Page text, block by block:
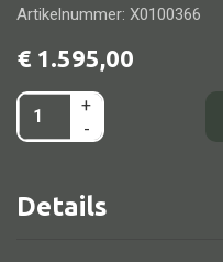
Alle banken
Bank gestoffeerd
Bank IJzer
Artikelnummer: X0100366
€ 1.595,00
Wandtafel
nat/f
snijw.
+
-
Details